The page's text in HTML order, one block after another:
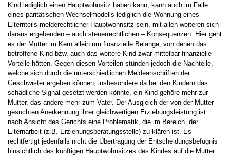
Kind lediglich einen Hauptwohnsitz haben kann, kann auch im Falle
eines paritätischen Wechselmodells lediglich die Wohnung eines
Elternteils melderechtlicher Hauptwohnsitz sein, mit allen weiteren sich
daraus ergebenden – auch steuerrechtlichen – Konsequenzen. Hier geht
es der Mutter im Kern allein um finanzielle Belange, von denen das
betroffene Kind bzw. auch das weitere Kind zwar mittelbar finanzielle
Vorteile hätten. Gegen diesen Vorteilen stünden jedoch die Nachteile,
welche sich durch die unterschiedlichen Meldeanschriften der
Geschwister ergeben können, insbesondere da bei den Kindern das
schädliche Signal gesetzt werden könnte, ein Kind gehöre mehr zur
Mutter, das andere mehr zum Vater. Der Ausgleich der von der Mutter
gesuchten Anerkennung ihrer gleichwertigen Erziehungsleistung ist
nach Ansicht des Gerichts eine Problematik, die im Bereich der
Elternarbeit (z.B. Erziehungsberatungsstelle) zu klären ist. Es
rechtfertigt jedenfalls nicht die Übertragung der Entscheidungsbefugnis
hinsichtlich des künftigen Hauptwohnsitzes des Kindes auf die Mutter.